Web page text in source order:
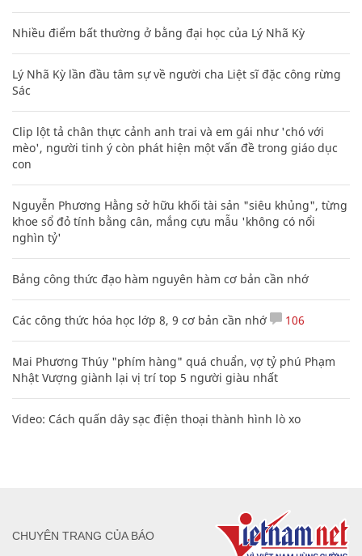
Nhiều điểm bất thường ở bằng đại học của Lý Nhã Kỳ
Lý Nhã Kỳ lần đầu tâm sự về người cha Liệt sĩ đặc công rừng
Sác
Clip lột tả chân thực cảnh anh trai và em gái như 'chó với
mèo', người tinh ý còn phát hiện một vấn đề trong giáo dục
con
Nguyễn Phương Hằng sở hữu khối tài sản "siêu khủng", từng
khoe sổ đỏ tính bằng cân, mắng cựu mẫu 'không có nổi
nghìn tỷ'
Bảng công thức đạo hàm nguyên hàm cơ bản cần nhớ
Các công thức hóa học lớp 8, 9 cơ bản cần nhớ 106
Mai Phương Thúy "phím hàng" quá chuẩn, vợ tỷ phú Phạm
Nhật Vượng giành lại vị trí top 5 người giàu nhất
Video: Cách quấn dây sạc điện thoại thành hình lò xo
CHUYÊN TRANG CỦA BÁO